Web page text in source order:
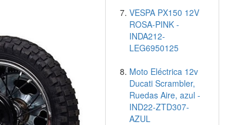
VESPA PX150 12V
ROSA-PINK -
INDA212-
LEG6950125
Moto Eléctrica 12v
Ducati Scrambler,
Ruedas Aire, azul -
IND22-ZTD307-
AZUL